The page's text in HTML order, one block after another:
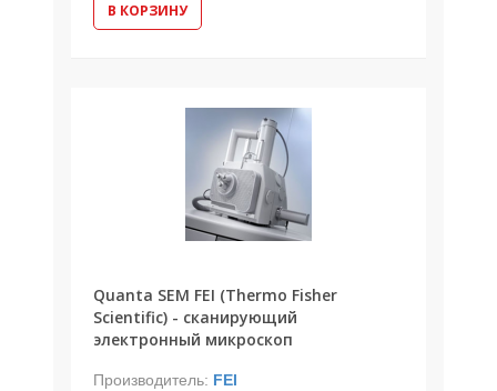
В КОРЗИНУ
Quanta SEM FEI (Thermo Fisher
Scientific) - сканирующий
электронный микроскоп
Производитель: FEI